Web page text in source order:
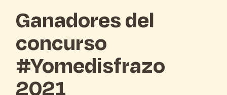
Ganadores del
concurso
#Yomedisfrazo
2021